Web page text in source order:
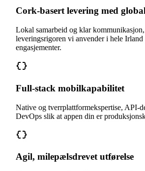
Cork-basert levering med
Lokal samarbeid og klar
leveringsrigoren vi anvender i hele Irland
engasjementer.
Full-stack mobilkapabilitet
Native og tverrplattformekspertise, API-
DevOps slik at appen din er
Agil, milepælsdrevet utførelse